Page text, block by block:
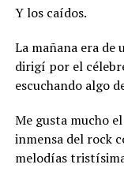
Y los caídos.
La mañana era de
dirigí por el
escuchando algo
Me gusta mucho
inmensa del rock
melodías